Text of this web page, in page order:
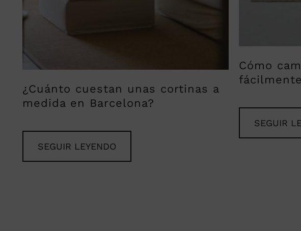
¿Cuánto cuestan unas cortinas a
medida en Barcelona?
SEGUIR LEYENDO
Cómo
SEGUIR